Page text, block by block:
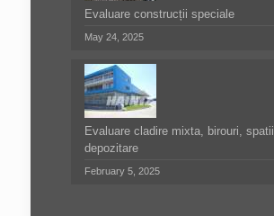
Evaluare construcții speciale
May 24, 2025
Evaluare cladire mixta, birouri, spatii
depozitare
February 5, 2025